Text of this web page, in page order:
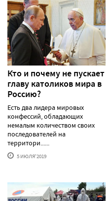
Кто и почему не пускает
главу католиков мира в
Россию?
Есть два лидера мировых
конфессий, обладающих
немалым количеством своих
последователей на
территори......
5 ИЮЛЯ'2019